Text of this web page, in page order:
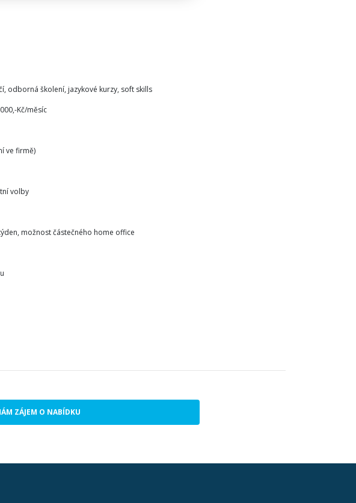
odborná školení, jazykové kurzy, soft skills
Kč/měsíc
ve firmě)
volby
možnost částečného home office
ZÁJEM O NABÍDKU